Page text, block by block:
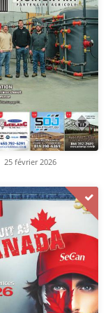
25 février 2026